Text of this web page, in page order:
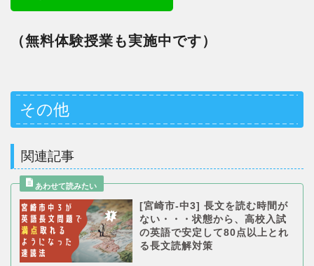
（無料体験授業も実施中です）
その他
関連記事
[宮崎市-中3] 長文を読む時間が
ない・・・状態から、高校入試
の英語で安定して80点以上とれ
る長文読解対策